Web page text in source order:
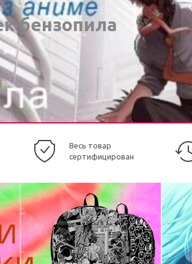
бензопила
Весь товар
сертифицирован